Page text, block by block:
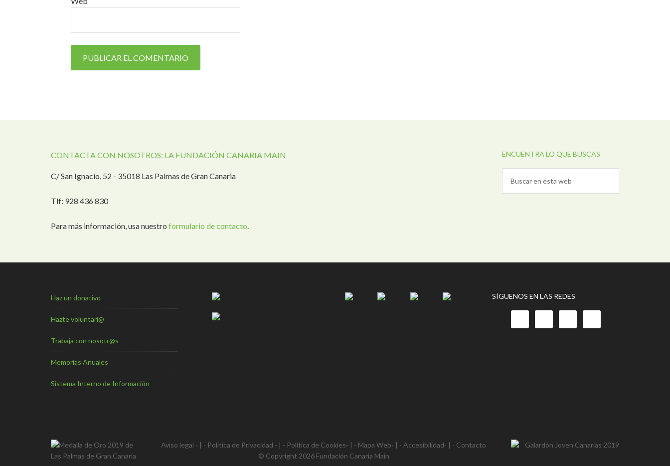
CONTACTA CON NOSOTROS: LA FUNDACIÓN CANARIA MAIN
C/ San Ignacio, 52 - 35018 Las Palmas de Gran Canaria
Tlf: 928 436 830
Para más información, usa nuestro formulario de contacto
ENCUENTRA LO QUE BUSCAS
Haz un donativo
Hazte voluntari@
Trabaja con nosotr@s
Memorias Anuales
Sistema Interno de Información
SÍGUENOS EN LAS REDES
Aviso legal - | - Política de Privacidad - | - Política de Cookies- | - Mapa Web- | - Accesibilidad- | - Contacto
© Copyright 2026 Fundación Canaria Main